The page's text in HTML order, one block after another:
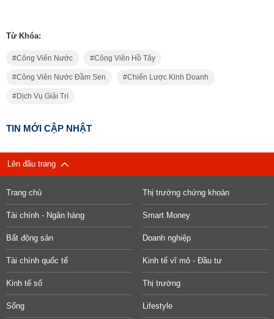
Từ Khóa:
Công Viên Nước Công Viên Hồ Tây
Công Viên Nước Đầm Sen Chiến Lược Kinh Doanh
Dịch Vụ Giải Trí
TIN MỚI CẬP NHẬT
Lên đầu trang
Trang chủ Thị trường chứng khoán
Tài chính - Ngân hàng Smart Money
Bất động sản Doanh nghiệp
Tài chính quốc tế Kinh tế vĩ mô - Đầu tư
Kinh tế số Thị trường
Sống Lifestyle